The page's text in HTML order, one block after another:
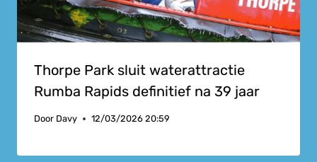
Thorpe Park sluit waterattractie
Rumba Rapids definitief na 39 jaar
Door Davy 12/03/2026 20:59